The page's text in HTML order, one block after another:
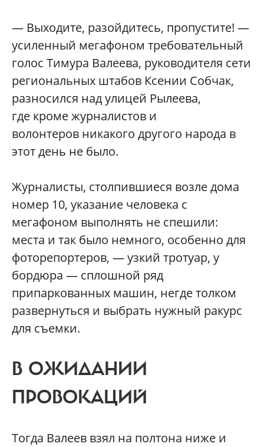
— Выходите, разойдитесь, пропустите! —
усиленный мегафоном требовательный
голос Тимура Валеева, руководителя сети
региональных штабов Ксении Собчак,
разносился над улицей Рылеева,
где кроме журналистов и
волонтеров никакого другого народа в
этот день не было.
Журналисты, столпившиеся возле дома
номер 10, указание человека с
мегафоном выполнять не спешили:
места и так было немного, особенно для
фоторепортеров, — узкий тротуар, у
бордюра — сплошной ряд
припаркованных машин, негде толком
развернуться и выбрать нужный ракурс
для съемки.
В ОЖИДАНИИ
ПРОВОКАЦИЙ
Тогда Валеев взял на полтона ниже и